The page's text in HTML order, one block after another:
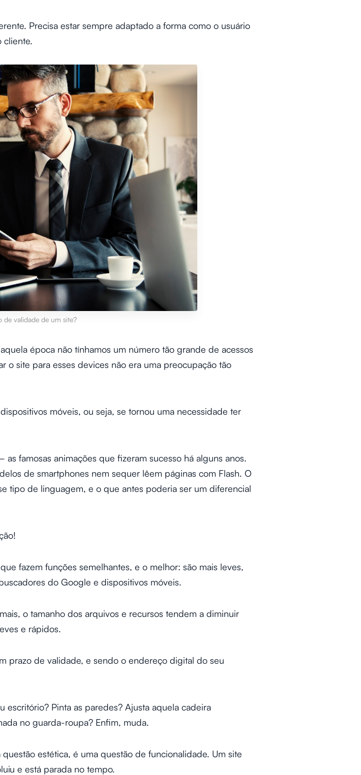
Precisa estar sempre adaptado a forma como o usuário
cliente.
de validade de um site?
época não tínhamos um número tão grande de acessos
o site para esses devices não era uma preocupação tão
móveis, ou seja, se tornou uma necessidade ter
famosas animações que fizeram sucesso há alguns anos.
de smartphones nem sequer lêem páginas com Flash. O
tipo de linguagem, e o que antes poderia ser um diferencial
fazem funções semelhantes, e o melhor: são mais leves,
do Google e dispositivos móveis.
o tamanho dos arquivos e recursos tendem a diminuir
e rápidos.
prazo de validade, e sendo o endereço digital do seu
Pinta as paredes? Ajusta aquela cadeira
no guarda-roupa? Enfim, muda.
estética, é uma questão de funcionalidade. Um site
e está parada no tempo.